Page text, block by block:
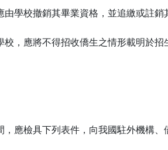
由學校撤銷其畢業資格，並追繳或註銷
校，應將不得招收僑生之情形載明於招
，應檢具下列表件，向我國駐外機構、